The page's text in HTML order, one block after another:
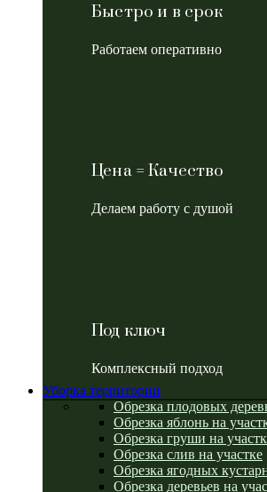
Быстро и в срок
Работаем оперативно
Цена = Качество
Делаем работу с душой
Под ключ
Комплексный подход
Уборка территории
Обрезка плодовых
Обрезка яблонь на
Обрезка груши на
Обрезка слив на участке
Обрезка ягодных
Обрезка деревьев на